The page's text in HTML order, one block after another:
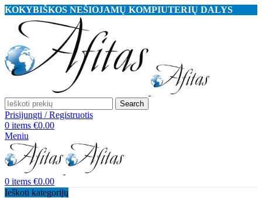
KOKYBIŠKOS NEŠIOJAMŲ KOMPIUTERIŲ DALYS
Search
Prisijungti / Registruotis
0 items €0.00
Meniu
0 items €0.00
Ieškoti kategorijų